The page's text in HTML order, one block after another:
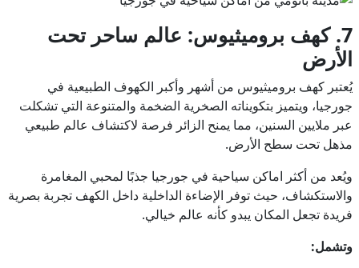
7. كهف بروميثيوس: عالم ساحر تحت
الأرض
يُعتبر كهف بروميثيوس من أشهر وأكبر الكهوف الطبيعية في
جورجيا، ويتميز بتكويناته الصخرية الضخمة والمتنوعة التي تشكلت
عبر ملايين السنين، مما يمنح الزائر فرصة لاكتشاف عالم طبيعي
مذهل تحت سطح الأرض.
ويُعد من أكثر اماكن سياحية في جورجيا جذبًا لمحبي المغامرة
والاستكشاف، حيث توفر الإضاءة الداخلية داخل الكهف تجربة بصرية
فريدة تجعل المكان يبدو كأنه عالم خيالي.
وتشمل: